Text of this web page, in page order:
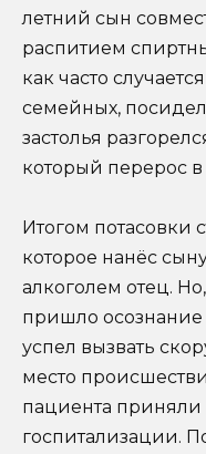
летний сын
распитием
как часто
семейных,
застолья
который перерос в
Итогом потасовки
которое нанёс
алкоголем отец.
пришло
успел вызвать
место
пациента приняли
госпитализации.